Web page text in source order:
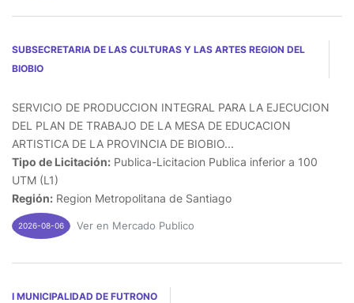
SUBSECRETARIA DE LAS CULTURAS Y LAS ARTES REGION DEL
BIOBIO
SERVICIO DE PRODUCCION INTEGRAL PARA LA EJECUCION
DEL PLAN DE TRABAJO DE LA MESA DE EDUCACION
ARTISTICA DE LA PROVINCIA DE BIOBIO...
Tipo de Licitación: Publica-Licitacion Publica inferior a 100
UTM (L1)
Región: Region Metropolitana de Santiago
2026-08-06 Ver en Mercado Publico
I MUNICIPALIDAD DE FUTRONO